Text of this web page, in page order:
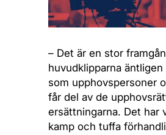
– Det är en stor
huvudklipparna äntligen
som upphovspersoner
får del av de
ersättningarna. Det har
kamp och tuffa